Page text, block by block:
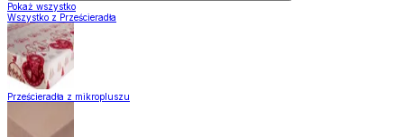
Pokaż wszystko
Wszystko z Prześcieradła
Prześcieradła z mikropluszu